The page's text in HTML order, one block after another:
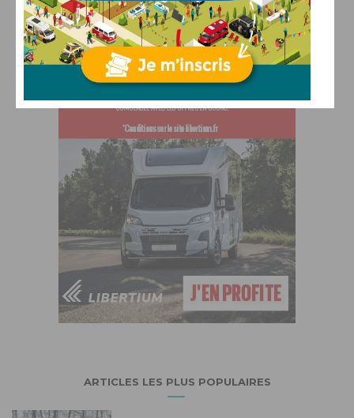
ARTICLES LES PLUS POPULAIRES